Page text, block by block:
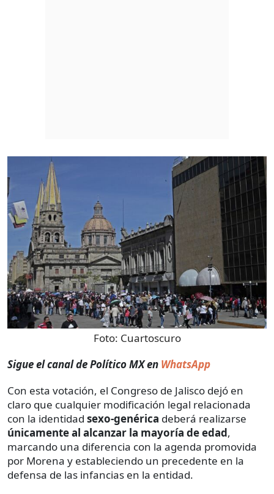
Foto: Cuartoscuro
Sigue el canal de Político MX en WhatsApp
Con esta votación, el Congreso de Jalisco dejó en
claro que cualquier modificación legal relacionada
con la identidad sexo-genérica deberá realizarse
únicamente al alcanzar la mayoría de edad,
marcando una diferencia con la agenda promovida
por Morena y estableciendo un precedente en la
defensa de las infancias en la entidad.